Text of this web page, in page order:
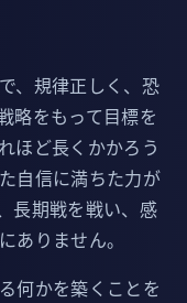
、規律正しく、恐
略をもって目標を
ほど長くかかろう
自信に満ちた力が
長期戦を戦い、感
ありません。
何かを築くことを